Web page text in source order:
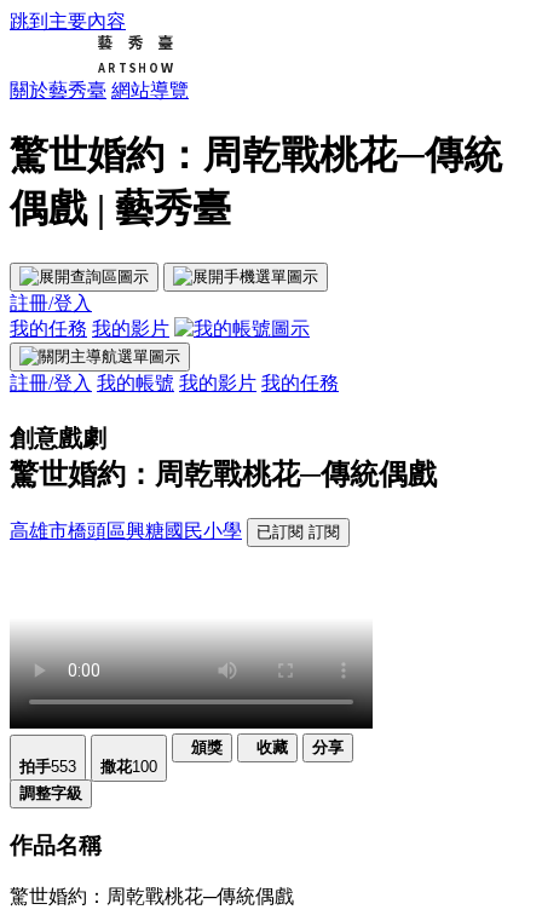
跳到主要內容
關於藝秀臺 網站導覽
驚世婚約：周乾戰桃花─傳統
偶戲 | 藝秀臺
註冊/登入
我的任務 我的影片
註冊/登入 我的帳號 我的影片 我的任務
創意戲劇
驚世婚約：周乾戰桃花─傳統偶戲
高雄市橋頭區興糖國民小學 已訂閱 訂閱
拍手553 撒花100
頒獎 收藏 分享
調整字級
作品名稱
驚世婚約：周乾戰桃花─傳統偶戲